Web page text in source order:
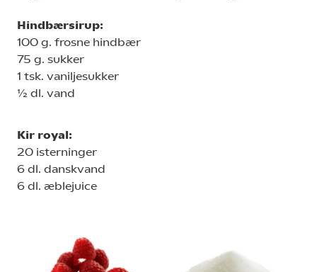
Hindbærsirup:
100 g. frosne hindbær
75 g. sukker
1 tsk. vaniljesukker
½ dl. vand
Kir royal:
20 isterninger
6 dl. danskvand
6 dl. æblejuice